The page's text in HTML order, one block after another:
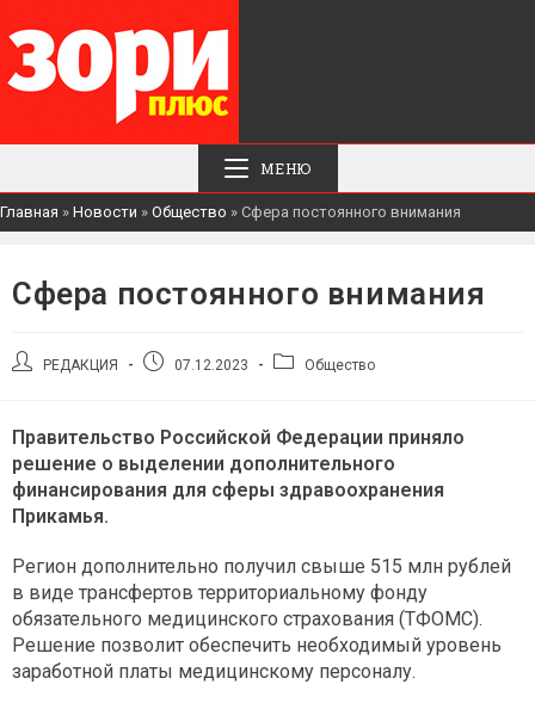
МЕНЮ
Главная » Новости » Общество » Сфера постоянного внимания
Сфера постоянного внимания
АвторРЕДАКЦИЯ
Запись07.12.2023
РубрикаОбщество
Правительство Российской Федерации приняло
решение о выделении дополнительного
финансирования для сферы здравоохранения
Прикамья.
Регион дополнительно получил свыше 515 млн рублей
в виде трансфертов территориальному фонду
обязательного медицинского страхования (ТФОМС).
Решение позволит обеспечить необходимый уровень
заработной платы медицинскому персоналу.